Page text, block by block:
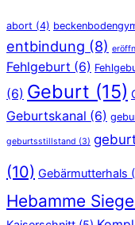
abort (4)
entbindung (8)
Fehlgeburt (6)
(6) Geburt (15)
Geburtskanal (6)
geburtsstillstand (3)
(10) Gebärmutterhals
Hebamme